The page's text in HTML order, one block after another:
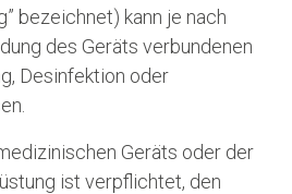
bezeichnet) kann je nach
des Geräts verbundenen
Desinfektion oder
Geräts oder der
ist verpflichtet, den